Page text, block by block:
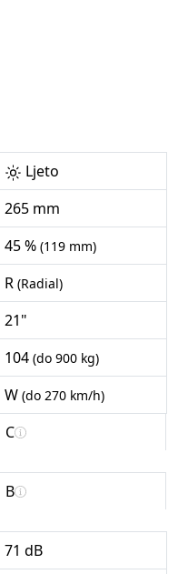
Ljeto
265 mm
45 % (119 mm)
R (Radial)
21"
104 (do 900 kg)
W (do 270 km/h)
C
B
71 dB